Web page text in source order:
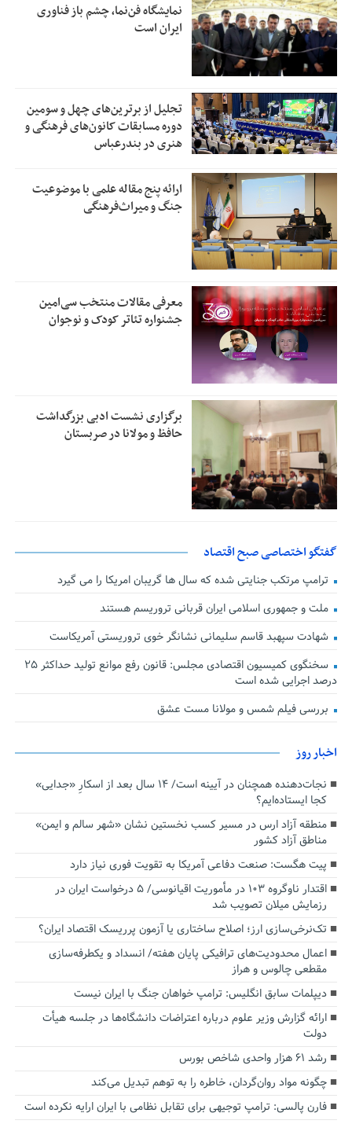
نمایشگاه فن‌نما، چشم باز فناوری
ایران است
تجلیل از بر‌ترین‌های چهل و سومین
دوره مسابقات کانون‌های فرهنگی و
هنری در بندرعباس
ارائه پنج مقاله علمی با موضوعیت
جنگ و میراث‌فرهنگی
معرفی مقالات منتخب سی‌امین
جشنواره تئاتر کودک و نوجوان
برگزاری نشست ادبی بزرگداشت
حافظ و مولانا در صربستان
گفتگو اختصاصی صبح اقتصاد
ترامپ مرتکب جنایتی شده که سال ها گریبان امریکا را می گیرد
ملت و جمهوری اسلامی ایران قربانی تروریسم هستند
شهادت سپهبد قاسم سلیمانی نشانگر خوی تروریستی آمریکاست
سخنگوی کمیسیون اقتصادی مجلس: قانون رفع موانع تولید حداکثر ۲۵
درصد اجرایی شده است
بررسی فیلم شمس و مولانا مست عشق
اخبار روز
نجات‌دهنده‌ همچنان در آیینه است/ ۱۴ سال بعد از اسکارِ «جدایی»
کجا ایستاده‌ایم؟
منطقه آزاد ارس در مسیر کسب نخستین نشان «شهر سالم و ایمن»
مناطق آزاد کشور
پیت هگست: صنعت دفاعی آمریکا به تقویت فوری نیاز دارد
اقتدار ناوگروه ۱۰۳ در مأموریت‌ اقیانوسی/ ۵ درخواست ایران در
رزمایش میلان تصویب شد
تک‌نرخی‌سازی ارز؛ اصلاح ساختاری یا آزمون پرریسک اقتصاد ایران؟
اعمال محدودیت‌های ترافیکی پایان هفته/ انسداد و یکطرفه‌سازی
مقطعی چالوس و هراز
دیپلمات سابق انگلیس:‌ ترامپ خواهان جنگ با ایران نیست
ارائه گزارش وزیر علوم درباره اعتراضات دانشگاه‌ها در جلسه هیأت
دولت
رشد ۶۱ هزار واحدی شاخص بورس
چگونه مواد روان‌گردان، خاطره را به توهم تبدیل می‌کند
فارن پالسی: ترامپ توجیهی برای تقابل نظامی با ایران ارایه نکرده است